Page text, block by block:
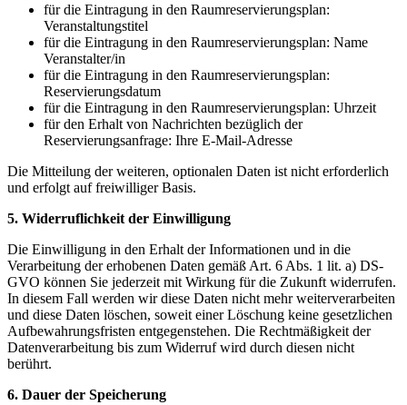
für die Eintragung in den Raumreservierungsplan:
Veranstaltungstitel
für die Eintragung in den Raumreservierungsplan: Name
Veranstalter/in
für die Eintragung in den Raumreservierungsplan:
Reservierungsdatum
für die Eintragung in den Raumreservierungsplan: Uhrzeit
für den Erhalt von Nachrichten bezüglich der
Reservierungsanfrage: Ihre E-Mail-Adresse
Die Mitteilung der weiteren, optionalen Daten ist nicht erforderlich
und erfolgt auf freiwilliger Basis.
5. Widerruflichkeit der Einwilligung
Die Einwilligung in den Erhalt der Informationen und in die
Verarbeitung der erhobenen Daten gemäß Art. 6 Abs. 1 lit. a) DS-
GVO können Sie jederzeit mit Wirkung für die Zukunft widerrufen.
In diesem Fall werden wir diese Daten nicht mehr weiterverarbeiten
und diese Daten löschen, soweit einer Löschung keine gesetzlichen
Aufbewahrungsfristen entgegenstehen. Die Rechtmäßigkeit der
Datenverarbeitung bis zum Widerruf wird durch diesen nicht
berührt.
6. Dauer der Speicherung